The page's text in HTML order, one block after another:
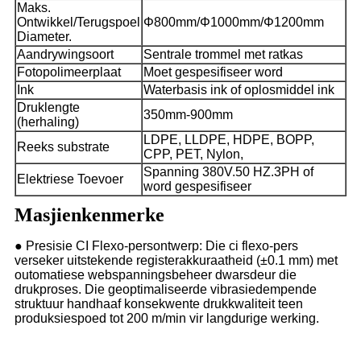
Maks.
Ontwikkel/Terugspoel
Diameter.
Φ800mm/Φ1000mm/Φ1200mm
Aandrywingsoort
Sentrale trommel met ratkas
Fotopolimeerplaat
Moet gespesifiseer word
Ink
Waterbasis ink of oplosmiddel ink
Druklengte
(herhaling)
350mm-900mm
Reeks substrate
LDPE, LLDPE, HDPE, BOPP,
CPP, PET, Nylon,
Elektriese Toevoer
Spanning 380V.50 HZ.3PH of
word gespesifiseer
Masjienkenmerke
● Presisie CI Flexo-persontwerp: Die ci flexo-pers
verseker uitstekende registerakkuraatheid (±0.1 mm) met
outomatiese webspanningsbeheer dwarsdeur die
drukproses. Die geoptimaliseerde vibrasiedempende
struktuur handhaaf konsekwente drukkwaliteit teen
produksiespoed tot 200 m/min vir langdurige werking.